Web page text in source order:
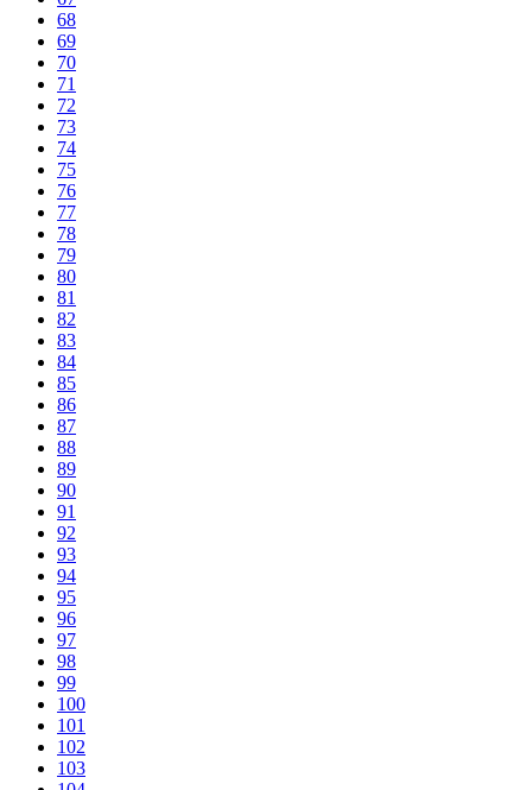
68
69
70
71
72
73
74
75
76
77
78
79
80
81
82
83
84
85
86
87
88
89
90
91
92
93
94
95
96
97
98
99
100
101
102
103